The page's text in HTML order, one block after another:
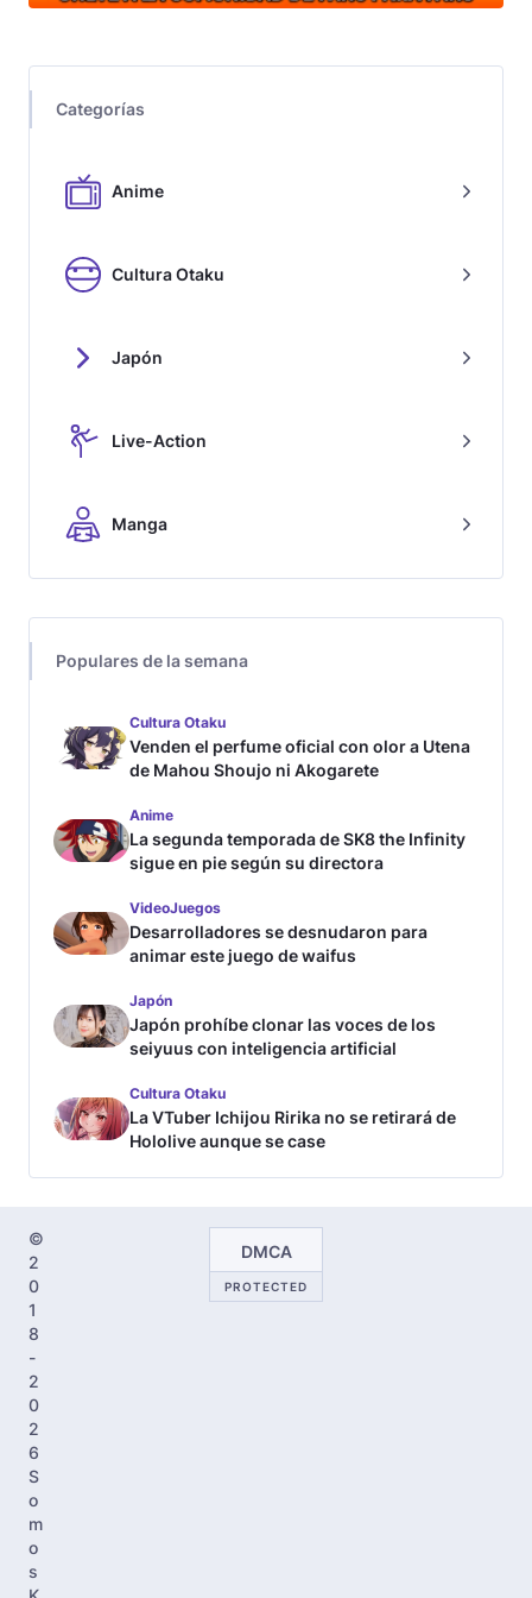
Categorías
Anime
Cultura Otaku
Japón
Live-Action
Manga
Populares de la semana
Cultura Otaku
Venden el perfume oficial con olor a Utena
de Mahou Shoujo ni Akogarete
Anime
La segunda temporada de SK8 the Infinity
sigue en pie según su directora
VideoJuegos
Desarrolladores se desnudaron para
animar este juego de waifus
Japón
Japón prohíbe clonar las voces de los
seiyuus con inteligencia artificial
Cultura Otaku
La VTuber Ichijou Ririka no se retirará de
Hololive aunque se case
©
2
0
1
8
-
2
0
2
6
S
o
m
o
s
DMCA
PROTECTED